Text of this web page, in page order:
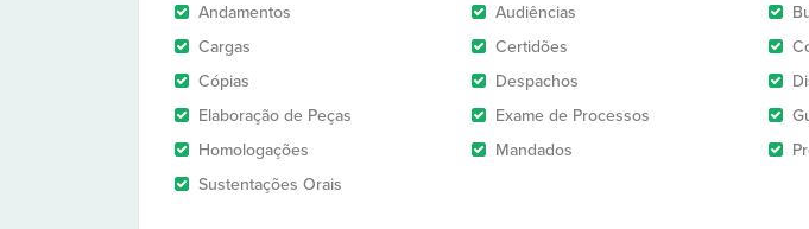
Andamentos
Audiências
Cargas
Certidões
Cópias
Despachos
Elaboração de Peças
Exame de Processos
Homologações
Mandados
Sustentações Orais